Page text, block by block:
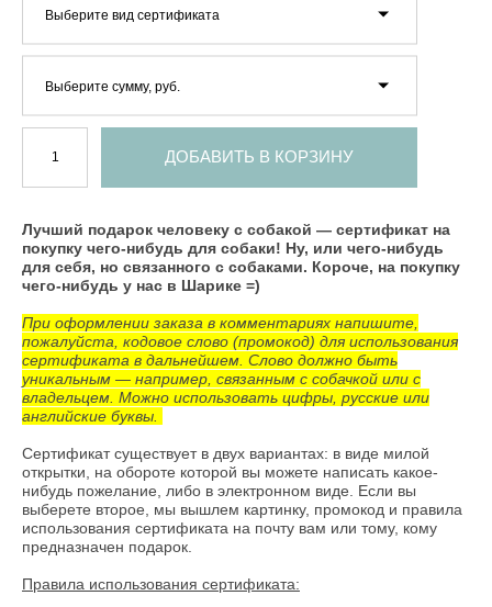
Выберите вид сертификата
Выберите сумму, руб.
ДОБАВИТЬ В КОРЗИНУ
Лучший подарок человеку с собакой — сертификат на
покупку чего-нибудь для собаки! Ну, или чего-нибудь
для себя, но связанного с собаками. Короче, на покупку
чего-нибудь у нас в Шарике =)
При оформлении заказа в комментариях напишите,
пожалуйста, кодовое слово (промокод) для использования
сертификата в дальнейшем. Слово должно быть
уникальным — например, связанным с собачкой или с
владельцем. Можно использовать цифры, русские или
английские буквы.
Сертификат существует в двух вариантах: в виде милой
открытки, на обороте которой вы можете написать какое-
нибудь пожелание, либо в электронном виде. Если вы
выберете второе, мы вышлем картинку, промокод и правила
использования сертификата на почту вам или тому, кому
предназначен подарок.
Правила использования сертификата: